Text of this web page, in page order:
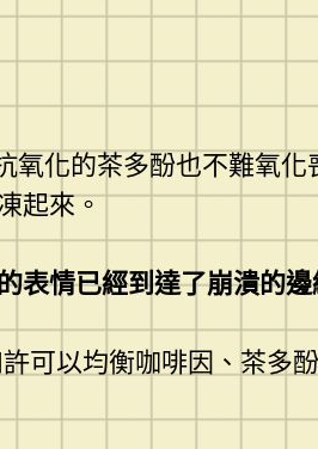
化的茶多酚也不難氧
起來。
表情已經到達了崩潰的
以均衡咖啡因、茶多